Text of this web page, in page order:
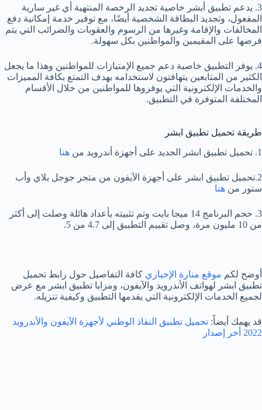
3. يدعم تطبيق أبشر خاصية تجديد الرخصة المنتهية أي غير سارية
المفعول، وتجديد البطاقة الشخصية أيضًا، مع توفير خدمة إمكانية دفع
المخالفات والإقامة وغيرها من الرسوم والعقوبات والضرائب التي يتم
فرضها على المقيمين والمواطنين بكل سهولة.
4. يوفر التطبيق خاصية دعم جميع الإمتيازات للمواطنين وهذا ما يجعل
الكثير من المتابعين يتهافتون لاستخدامه بهدف التمتع بكافة المميزات
والخدمات الإلكترونية التي يوفروها للمواطنين من خلال الأقسام
المختلفة المتوفرة في التطبيق.
طريقة تحميل تطبيق ابشر
1. تحميل تطبيق ابشر الجديد على أجهزة أندرويد من
هنا
2.تحميل تطبيق ابشر على أجهزة الآيفون من متجر جوجل بلاي وأب
ستور من هنا
3. حجم البرنامج 14 ميجا بايت وتم تثبيته بأعداد هائلة وصلت إلى أكثر
من 10 مليون مرة، وصل تقييم التطبيق إلى 4.7 من 5.
أوضح لكم موقع منارة الإخباري كافة التفاصيل حول رابط تحميل
تطبيق ابشر لهواتف الأندرويد والآيفون، ومزايا تطبيق ابشر مع عرض
لجميع الخدمات الإلكترونية التي يقدمها التطبيق وكيفية تنزيله.
قد يهمك أيضاً: تحميل تطبيق النفاذ الوطني لأجهزة الآيفون والأندرويد
2022 أخر إصدار